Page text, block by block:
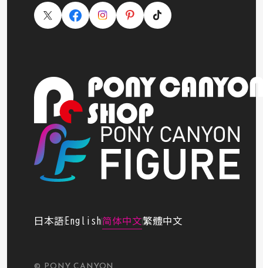
English
日本語 简体中文繁體中文